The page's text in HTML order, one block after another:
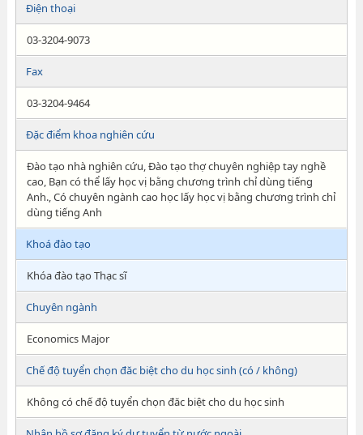
Điện thoại
03-3204-9073
Fax
03-3204-9464
Đặc điểm khoa nghiên cứu
Đào tạo nhà nghiên cứu, Đào tạo thợ chuyên nghiệp tay nghề
cao, Bạn có thể lấy học vị bằng chương trình chỉ dùng tiếng
Anh., Có chuyên ngành cao học lấy học vị bằng chương trình chỉ
dùng tiếng Anh
Khoá đào tạo
Khóa đào tạo Thạc sĩ
Chuyên ngành
Economics Major
Chế độ tuyển chọn đăc biệt cho du học sinh (có / không)
Không có chế độ tuyển chọn đăc biệt cho du học sinh